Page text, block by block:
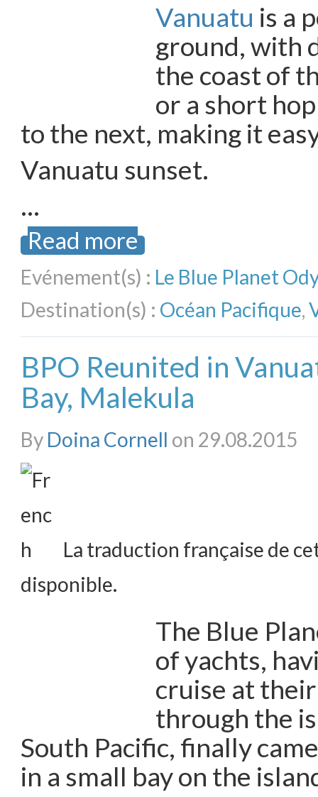
Vanuatu is a
ground, with
the coast of
or a short
to the next, making it
Vanuatu sunset.
…
Read more
Evénement(s) : Le Blue Planet
Destination(s) : Océan Pacifique,
BPO Reunited in
Bay, Malekula
By Doina Cornell on 29.08.2015
La traduction française de
disponible.
The Blue
of yachts,
cruise at
through the
South Pacific, finally
in a small bay on the